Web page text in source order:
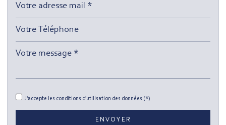
Presse et Tabac
Nombre d'habitants
J'accepte les conditions d'utilisation des données (*)
ENVOYER